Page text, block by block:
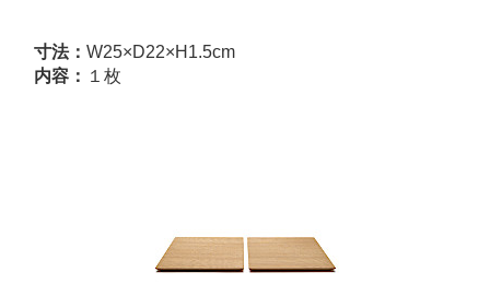
寸法： W25×D22×H1.5cm
内容： １枚